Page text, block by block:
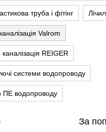
труба і фітінг
Valrom
REIGER
системи водопроводу
ПЕ водопроводу
За